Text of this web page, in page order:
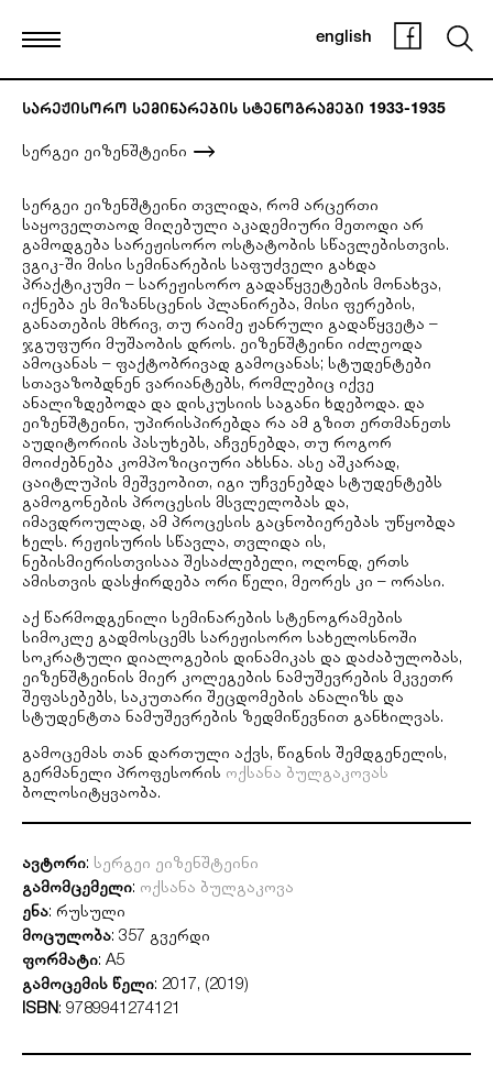
english
სარეჟისორო სემინარების სტენოგრამები 1933-1935
სერგეი ეიზენშტეინი
სერგეი ეიზენშტეინი თვლიდა, რომ არცერთი
საყოველთაოდ მიღებული აკადემიური მეთოდი არ
გამოდგება სარეჟისორო ოსტატობის სწავლებისთვის.
ვგიკ-ში მისი სემინარების საფუძველი გახდა
პრაქტიკუმი – სარეჟისორო გადაწყვეტების მონახვა,
იქნება ეს მიზანსცენის პლანირება, მისი ფერების,
განათების მხრივ, თუ რაიმე ჟანრული გადაწყვეტა –
ჯგუფური მუშაობის დროს. ეიზენშტეინი იძლეოდა
ამოცანას – ფაქტობრივად გამოცანას; სტუდენტები
სთავაზობდნენ ვარიანტებს, რომლებიც იქვე
ანალიზდებოდა და დისკუსიის საგანი ხდებოდა. და
ეიზენშტეინი, უპირისპირებდა რა ამ გზით ერთმანეთს
აუდიტორიის პასუხებს, აჩვენებდა, თუ როგორ
მოიძებნება კომპოზიციური ახსნა. ასე აშკარად,
ცაიტლუპის მეშვეობით, იგი უჩვენებდა სტუდენტებს
გამოგონების პროცესის მსვლელობას და,
იმავდროულად, ამ პროცესის გაცნობიერებას უწყობდა
ხელს. რეჟისურის სწავლა, თვლიდა ის,
ნებისმიერისთვისაა შესაძლებელი, ოღონდ, ერთს
ამისთვის დასჭირდება ორი წელი, მეორეს კი – ორასი.
აქ წარმოდგენილი სემინარების სტენოგრამების
სიმოკლე გადმოსცემს სარეჟისორო სახელოსნოში
სოკრატული დიალოგების დინამიკას და დაძაბულობას,
ეიზენშტეინის მიერ კოლეგების ნამუშევრების მკვეთრ
შეფასებებს, საკუთარი შეცდომების ანალიზს და
სტუდენტთა ნამუშევრების ზედმიწევნით განხილვას.
გამოცემას თან დართული აქვს, წიგნის შემდგენელის,
გერმანელი პროფესორის ოქსანა ბულგაკოვას
ბოლოსიტყვაობა.
ავტორი: სერგეი ეიზენშტეინი
გამომცემელი: ოქსანა ბულგაკოვა
ენა: რუსული
მოცულობა: 357 გვერდი
ფორმატი: A5
გამოცემის წელი: 2017, (2019)
ISBN: 9789941274121